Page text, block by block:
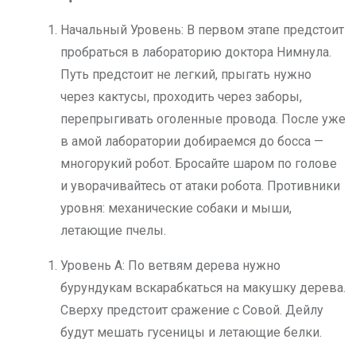
Начальный Уровень: В первом этапе предстоит
пробраться в лабораторию доктора Нимнула.
Путь предстоит не легкий, прыгать нужно
через кактусы, проходить через заборы,
перепрыгивать оголенные провода. После уже
в амой лаборатории добираемся до босса —
многорукий робот. Бросайте шаром по голове
и уворачивайтесь от атаки робота. Противники
уровня: механические собаки и мыши,
летающие пчелы.
Уровень A: По ветвям дерева нужно
бурундукам вскарабкаться на макушку дерева.
Сверху предстоит сражение с Совой. Дейлу
будут мешать гусеницы и летающие белки.